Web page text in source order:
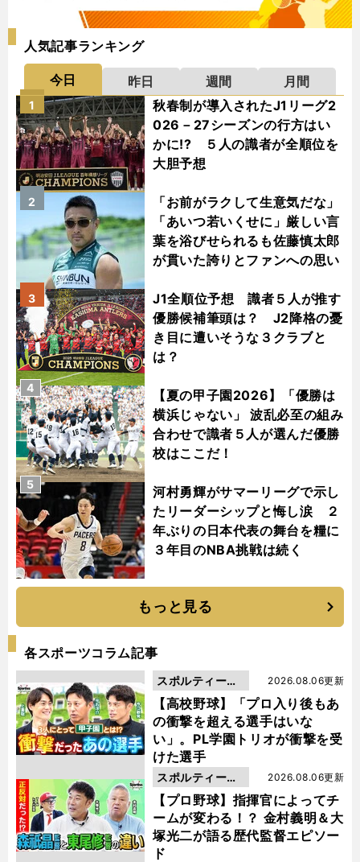
人気記事ランキング
今日 昨日 週間
月間
秋春制が導入されたJ1リーグ2
026－27シーズンの行方はい
かに!? ５人の識者が全順位を
大胆予想
1
「お前がラクして生意気だな」
「あいつ若いくせに」厳しい言
葉を浴びせられるも佐藤慎太郎
が貫いた誇りとファンへの思い
2
J1全順位予想 識者５人が推す
優勝候補筆頭は？ J2降格の憂
き目に遭いそうな３クラブと
は？
3
【夏の甲子園2026】「優勝は
横浜じゃない」 波乱必至の組み
合わせで識者５人が選んだ優勝
校はここだ！
4
河村勇輝がサマーリーグで示し
たリーダーシップと悔し涙 ２
年ぶりの日本代表の舞台を糧に
３年目のNBA挑戦は続く
5
もっと見る
各スポーツコラム記事
【高校野球】「プロ入り後もあ
の衝撃を超える選手はいな
い」。PL学園トリオが衝撃を受
けた選手
2026.08.06更新
スポルティーバ
動画
【プロ野球】指揮官によってチ
ームが変わる！？ 金村義明＆大
塚光二が語る歴代監督エピソー
ド
2026.08.06更新
スポルティーバ
動画